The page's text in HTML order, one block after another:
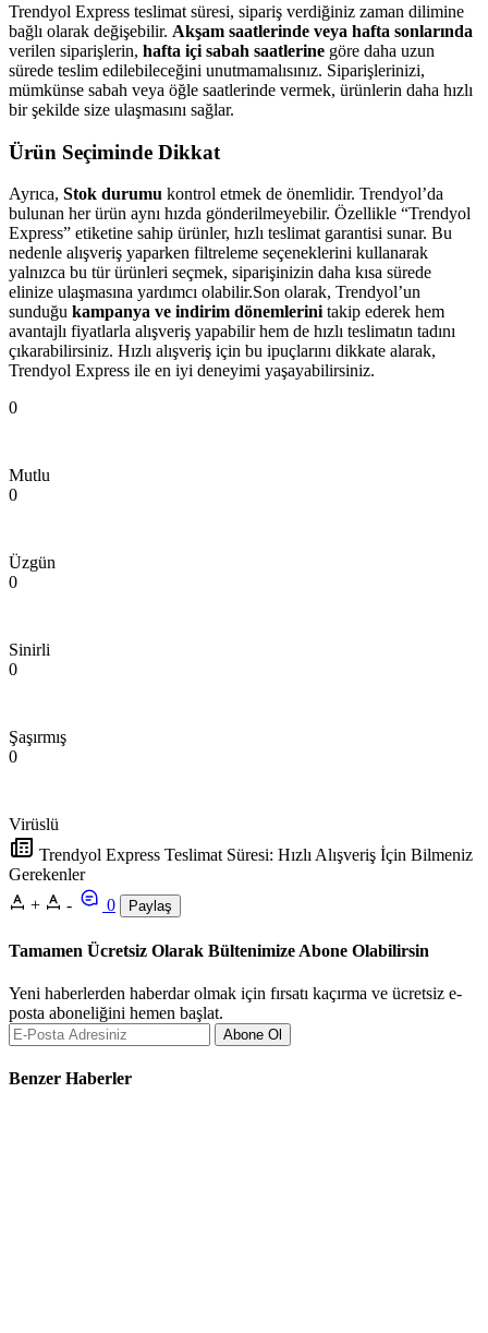
Trendyol Express teslimat süresi, sipariş verdiğiniz zaman dilimine
bağlı olarak değişebilir. Akşam saatlerinde veya hafta sonlarında
verilen siparişlerin, hafta içi sabah saatlerine göre daha uzun
sürede teslim edilebileceğini unutmamalısınız. Siparişlerinizi,
mümkünse sabah veya öğle saatlerinde vermek, ürünlerin daha hızlı
bir şekilde size ulaşmasını sağlar.
Ürün Seçiminde Dikkat
Ayrıca, Stok durumu kontrol etmek de önemlidir. Trendyol’da
bulunan her ürün aynı hızda gönderilmeyebilir. Özellikle “Trendyol
Express” etiketine sahip ürünler, hızlı teslimat garantisi sunar. Bu
nedenle alışveriş yaparken filtreleme seçeneklerini kullanarak
yalnızca bu tür ürünleri seçmek, siparişinizin daha kısa sürede
elinize ulaşmasına yardımcı olabilir.Son olarak, Trendyol’un
sunduğu kampanya ve indirim dönemlerini takip ederek hem
avantajlı fiyatlarla alışveriş yapabilir hem de hızlı teslimatın tadını
çıkarabilirsiniz. Hızlı alışveriş için bu ipuçlarını dikkate alarak,
Trendyol Express ile en iyi deneyimi yaşayabilirsiniz.
0
Mutlu
0
Üzgün
0
Sinirli
0
Şaşırmış
0
Virüslü
Trendyol Express Teslimat Süresi: Hızlı Alışveriş İçin Bilmeniz
Gerekenler
+
- 0 Paylaş
Tamamen Ücretsiz Olarak Bültenimize Abone Olabilirsin
Yeni haberlerden haberdar olmak için fırsatı kaçırma ve ücretsiz e-
posta aboneliğini hemen başlat.
Abone Ol
Benzer Haberler